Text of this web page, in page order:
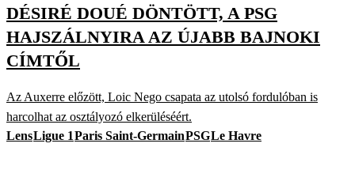
DÉSIRÉ DOUÉ DÖNTÖTT, A PSG
HAJSZÁLNYIRA AZ ÚJABB BAJNOKI
CÍMTŐL
Az Auxerre előzött, Loic Nego csapata az utolsó fordulóban is
harcolhat az osztályozó elkerüléséért.
LensLigue 1Paris Saint-GermainPSGLe Havre